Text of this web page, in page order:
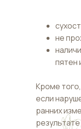
не
пятен
Кроме
если
ранних